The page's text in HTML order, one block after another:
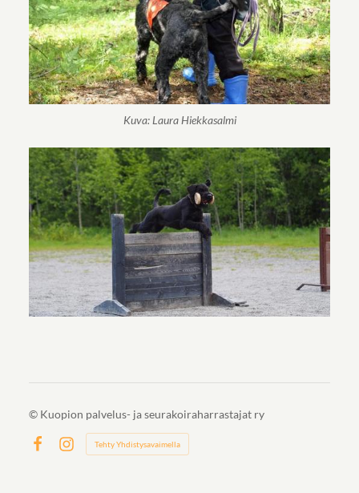
Kuva: Laura Hiekkasalmi
© Kuopion palvelus- ja seurakoiraharrastajat ry
Instagram
Tehty Yhdistysavaimella